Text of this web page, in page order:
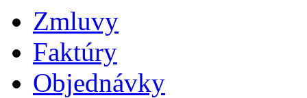
Zmluvy
Faktúry
Objednávky